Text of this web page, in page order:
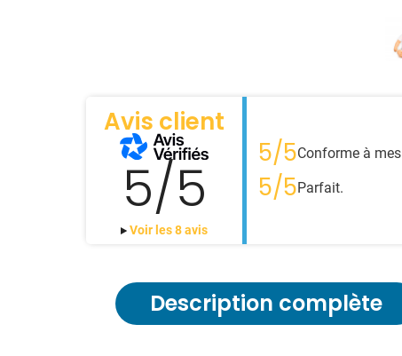
Avis client
5/5
Voir les 8 avis
5/5Conforme à
5/5Parfait.
Description complète